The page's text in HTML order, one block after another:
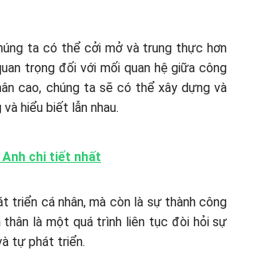
ta có thể cởi mở và trung thực hơn
trọng đối với mối quan hệ giữa công
cao, chúng ta sẽ có thể xây dựng và
hiểu biết lẫn nhau.
chi tiết nhất
triển cá nhân, mà còn là sự thành công
thân là một quá trình liên tục đòi hỏi sự
tự phát triển.